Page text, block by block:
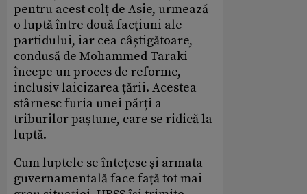
pentru acest colț de Asie, urmează
o luptă între două facțiuni ale
partidului, iar cea câștigătoare,
condusă de Mohammed Taraki
începe un proces de reforme,
inclusiv laicizarea țării. Acestea
stârnesc furia unei părți a
triburilor paștune, care se ridică la
luptă.
Cum luptele se întețesc și armata
guvernamentală face față tot mai